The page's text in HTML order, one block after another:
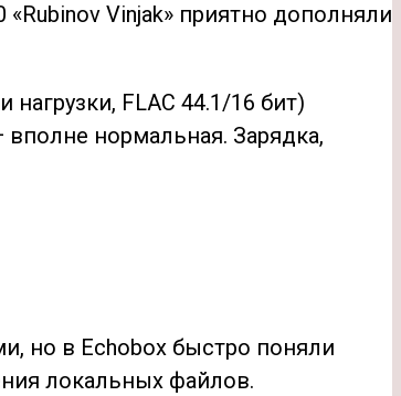
Vinjak» приятно дополняли
FLAC 44.1/16 бит)
нормальная. Зарядка,
но в Echobox быстро поняли
локальных файлов.